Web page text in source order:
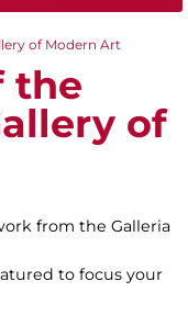
of Modern Art
the
of
from the Galleria
to focus your